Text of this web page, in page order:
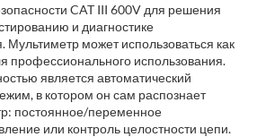
CAT III 600V для решения
и диагностике
Мультиметр может использоваться как
профессионального использования.
является автоматический
в котором он сам распознает
постоянное/переменное
или контроль целостности цепи.